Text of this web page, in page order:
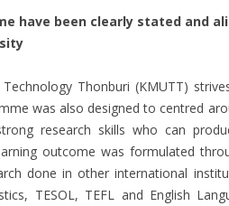
have been clearly stated and
Thonburi (KMUTT)
was also designed to centred
research skills who can
outcome was formulated
done in other international
TESOL, TEFL and English